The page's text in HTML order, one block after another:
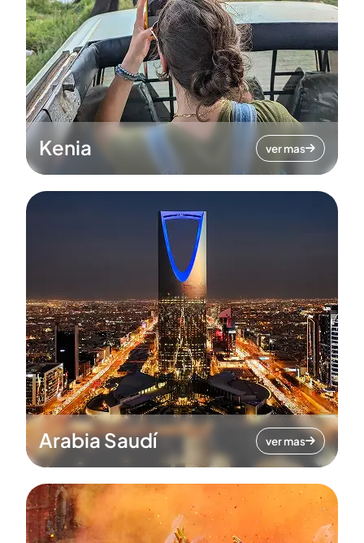
Kenia ver mas
Arabia Saudí ver mas